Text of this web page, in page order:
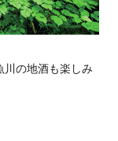
川の地酒も楽しみ